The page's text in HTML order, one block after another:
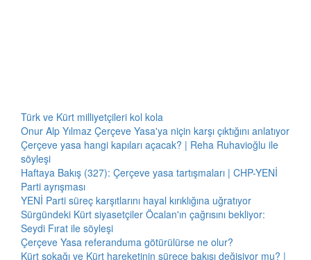
Türk ve Kürt milliyetçileri kol kola
Onur Alp Yılmaz Çerçeve Yasa'ya niçin karşı çıktığını anlatıyor
Çerçeve yasa hangi kapıları açacak? | Reha Ruhavioğlu ile
söyleşi
Haftaya Bakış (327): Çerçeve yasa tartışmaları | CHP-YENİ
Parti ayrışması
YENİ Parti süreç karşıtlarını hayal kırıklığına uğratıyor
Sürgündeki Kürt siyasetçiler Öcalan'ın çağrısını bekliyor:
Seydi Fırat ile söyleşi
Çerçeve Yasa referanduma götürülürse ne olur?
Kürt sokağı ve Kürt hareketinin sürece bakışı değişiyor mu? |